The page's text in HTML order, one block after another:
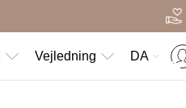
Vejledning DA